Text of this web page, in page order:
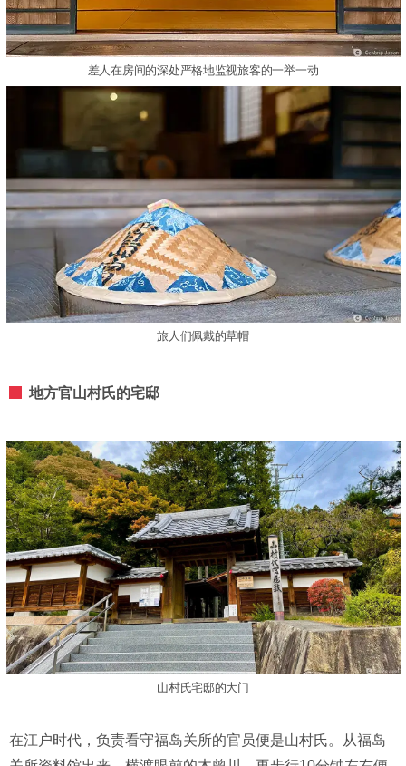
差人在房间的深处严格地监视旅客的一举一动
旅人们佩戴的草帽
地方官山村氏的宅邸
山村氏宅邸的大门
在江户时代，负责看守福岛关所的官员便是山村氏。从福岛